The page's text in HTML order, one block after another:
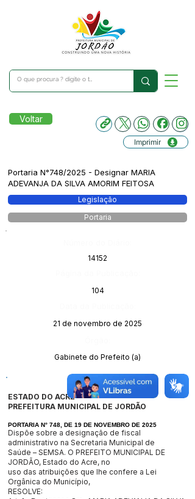
Voltar
Imprimir
Portaria N°748/2025 - Designar MARIA
ADEVANJA DA SILVA AMORIM FEITOSA
Legislação
Portaria
14152
104
21 de novembro de 2025
Gabinete do Prefeito (a)
ESTADO DO ACRE
PREFEITURA MUNICIPAL DE JORDÃO
PORTARIA N° 748, DE 19 DE NOVEMBRO DE 2025
Dispõe sobre a designação de fiscal
administrativo na Secretaria Municipal de
Saúde – SEMSA. O PREFEITO MUNICIPAL DE
JORDÃO, Estado do Acre, no
uso das atribuições que lhe confere a Lei
Orgânica do Município,
RESOLVE: